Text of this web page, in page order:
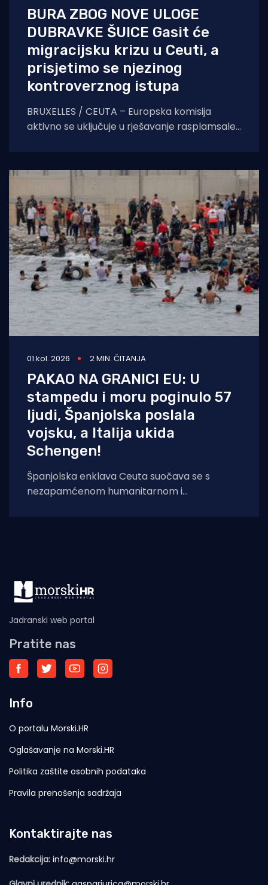
BURA ZBOG NOVE ULOGE
DUBRAVKE ŠUICE Gasit će
migracijsku krizu u Ceuti, a
prisjetimo se njezinog
kontroverznog istupa
BRUXELLES / CEUTA – Europska komisija
aktivno se uključuje u rješavanje rasplamsale
01 kol. 2026 2 MIN. ČITANJA
PAKAO NA GRANICI EU: U
stampedu i moru poginulo 57
ljudi, Španjolska poslala
vojsku, a Italija ukida
Schengen!
Španjolska enklava Ceuta suočava se s
nezapamćenom humanitarnom i
Jadranski web portal
Pratite nas
Info
O portalu Morski.HR
Oglašavanje na Morski.HR
Politika zaštite osobnih podataka
Pravila prenošenja sadržaja
Kontaktirajte nas
Redakcija: info@morski.hr